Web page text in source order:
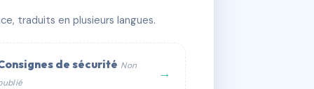
traduits en plusieurs langues.
de sécurité Non
→